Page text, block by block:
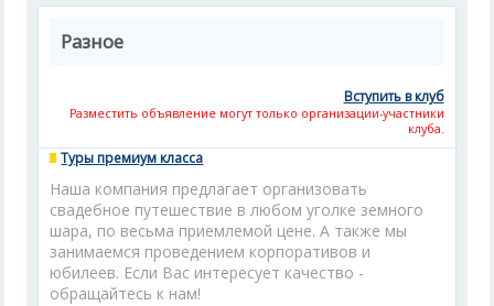
Разное
Вступить в клуб
Разместить объявление могут только организации-участники
клуба.
Туры премиум класса
Наша компания предлагает организовать
свадебное путешествие в любом уголке земного
шара, по весьма приемлемой цене. А также мы
занимаемся проведением корпоративов и
юбилеев. Если Вас интересует качество -
обращайтесь к нам!